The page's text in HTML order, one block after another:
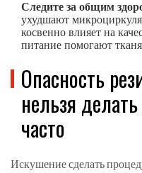
Следите за общим
ухудшают
косвенно влияет на
питание помогают
Опасность
нельзя
часто
Искушение сделать